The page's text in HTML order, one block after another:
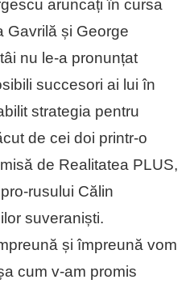
aruncați în cursa
Gavrilă și George
nu le-a pronunțat
succesori ai lui în
strategia pentru
de cei doi printr-o
de Realitatea PLUS,
rusului Călin
suveraniști.
și împreună vom
cum v-am promis